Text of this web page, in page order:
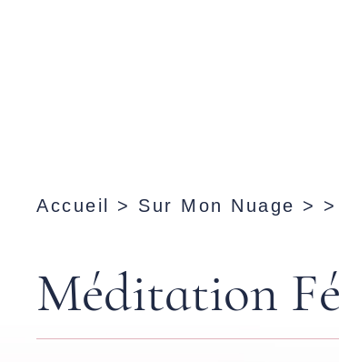
Accueil > Sur Mon Nuage > >
Méditation